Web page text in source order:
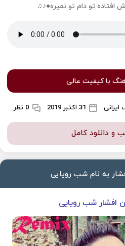
افتاده تو دام تو نمیره●♪♫
با کیفیت عالی
31 اکتبر 2019 0 نظر
و دانلود کامل
به نام شب رویایی
افشار شب رویایی